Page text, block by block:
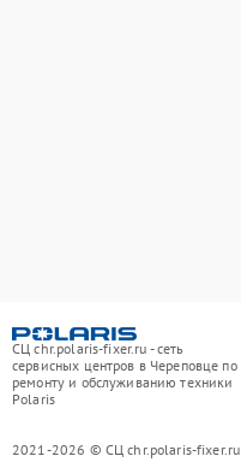
СЦ chr.polaris-fixer.ru - сеть
сервисных центров в Череповце по
ремонту и обслуживанию техники
Polaris
2021-2026 © СЦ chr.polaris-fixer.ru